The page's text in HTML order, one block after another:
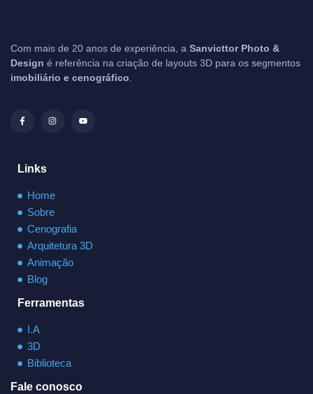
Com mais de 20 anos de experiência, a Sanvicttor Photo &
Design é referência na criação de layouts 3D para os segmentos
imobiliário e cenográfico.
Links
Home
Sobre
Cenografia
Arquitetura 3D
Animação
Blog
Ferramentas
I.A
3D
Biblioteca
Fale conosco